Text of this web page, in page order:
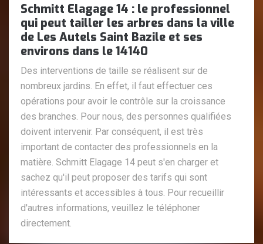
Schmitt Elagage 14 : le professionnel
qui peut tailler les arbres dans la ville
de Les Autels Saint Bazile et ses
environs dans le 14140
Des interventions de taille se réalisent sur de
nombreux jardins. En effet, il faut effectuer ces
opérations pour avoir le contrôle sur la croissance
des branches. Pour nous, des personnes qualifiées
doivent intervenir. Par conséquent, il est très
important de contacter des professionnels en la
matière. Schmitt Elagage 14 peut s'en charger et
sachez qu'il peut proposer des tarifs qui sont
intéressants et accessibles à tous. Pour recueillir
d'autres informations, veuillez le téléphoner
directement.